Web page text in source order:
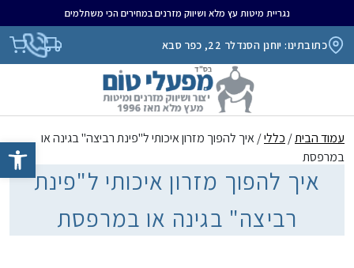
פתח סרגל
נגריית מיטות עץ מלא ושיווק מזרנים במחירים הכי משתלמים
כתובתינו: יוחנן הסנדלר 22, כפר סבא
עמוד הבית/ כללי/ איך להפוך מזרון איכותי ל"פינת רביצה" בגינה או
במרפסת
איך להפוך מזרון איכותי ל"פינת
רביצה" בגינה או במרפסת